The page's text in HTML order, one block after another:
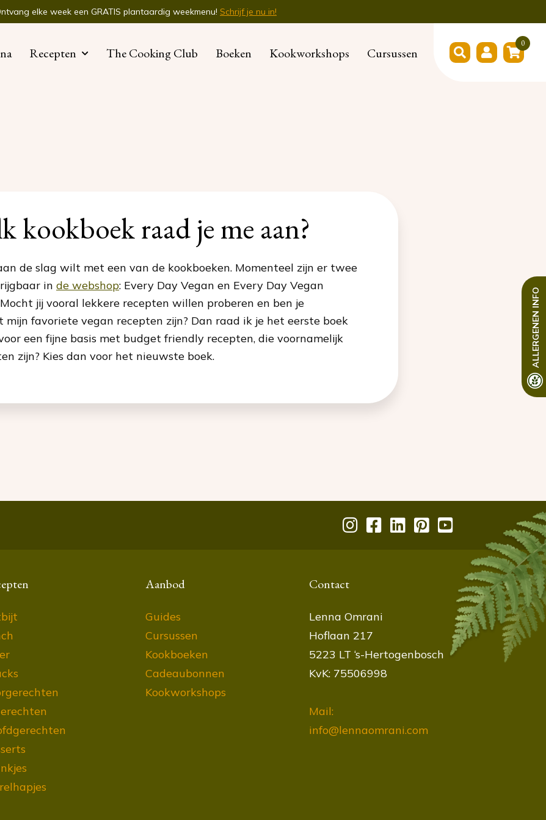
elke week een GRATIS plantaardig weekmenu! Schrijf je nu in!
Recepten The Cooking Club Boeken Kookworkshops Cursussen
0
ALLERGENEN
INFO
kookboek raad je me aan?
de slag wilt met een van de kookboeken. Momenteel zijn er twee
in de webshop: Every Day Vegan en Every Day Vegan
jij vooral lekkere recepten willen proberen en ben je
favoriete vegan recepten zijn? Dan raad ik je het eerste boek
een fijne basis met budget friendly recepten, die voornamelijk
zijn? Kies dan voor het nieuwste boek.
Aanbod
Guides
Cursussen
Kookboeken
Cadeaubonnen
Kookworkshops
Contact
Lenna Omrani
Hoflaan 217
5223 LT ‘s-Hertogenbosch
KvK: 75506998
Mail:
info@lennaomrani.com